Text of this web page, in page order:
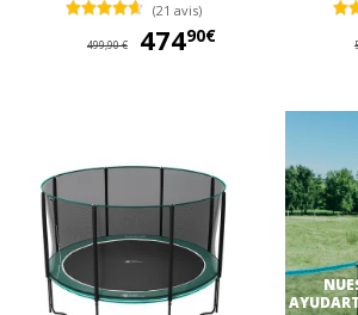
(21 avis)
499,90 € 47490€